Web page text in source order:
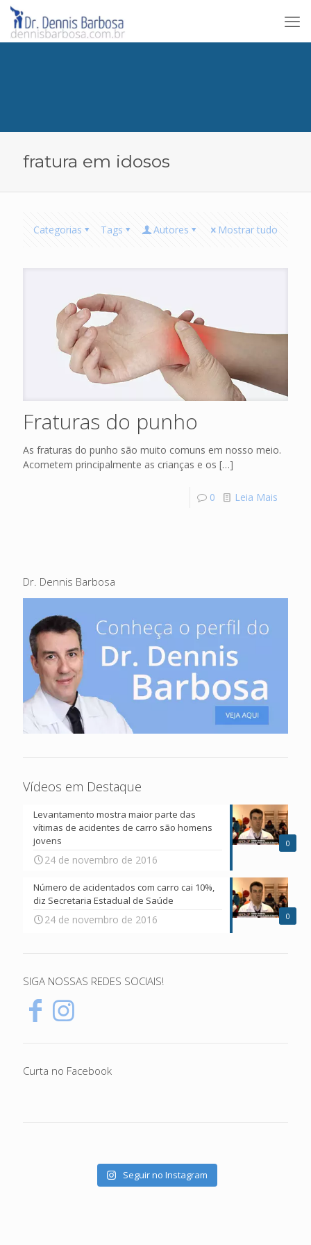
fratura em idosos
Categorias Tags Autores Mostrar tudo
Fraturas do punho
As fraturas do punho são muito comuns em nosso meio.
Acometem principalmente as crianças e os […]
0 Leia Mais
Dr. Dennis Barbosa
Vídeos em Destaque
0
Levantamento mostra maior parte das
vítimas de acidentes de carro são homens
jovens
24 de novembro de 2016
0
Número de acidentados com carro cai 10%,
diz Secretaria Estadual de Saúde
24 de novembro de 2016
SIGA NOSSAS REDES SOCIAIS!
Curta no Facebook
Seguir no Instagram